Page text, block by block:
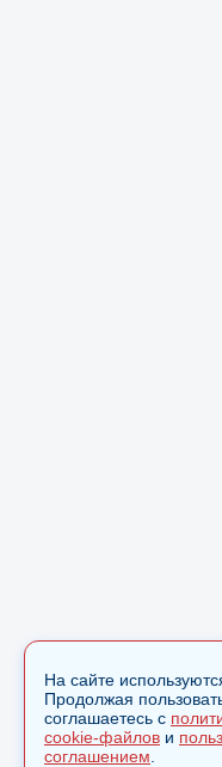
На сайте
Продолжая
соглашаетесь с
cookie-файлов и
соглашением